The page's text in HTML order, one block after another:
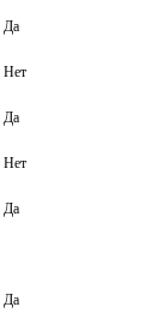
Да
Нет
Да
Нет
Да
Да